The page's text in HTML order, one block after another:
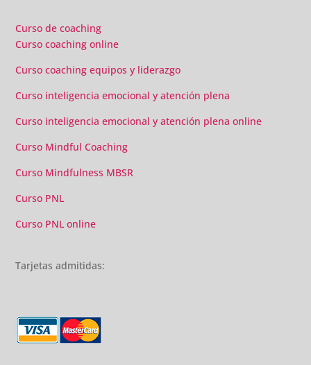
gran liderazgo de Beatriz Ricondo!!!
Curso de coaching
Curso coaching online
Curso coaching equipos y liderazgo
Curso inteligencia emocional y atención plena
Curso inteligencia emocional y atención plena online
Curso Mindful Coaching
Curso Mindfulness MBSR
Curso PNL
Curso PNL online
Tarjetas admitidas: